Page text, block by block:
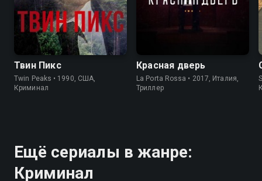
8.4 8.7
Твин Пикс
Twin Peaks • 1990, США,
Криминал
Красная дверь
La Porta Rossa • 2017, Италия,
Триллер
Ещё сериалы в жанре:
Криминал